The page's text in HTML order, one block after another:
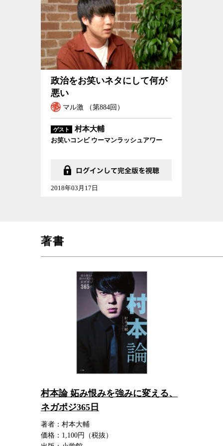
政治をお笑いネタにして何が
悪い
マル激 （第884回）
ゲスト 村本大輔
お笑いコンビ ウーマンラッシュアワー
2018年03月17日
著書
村本論 妬み恨みを強みに変える、
ネガポジ365日
著者：村本大輔
価格：1,100円（税抜）